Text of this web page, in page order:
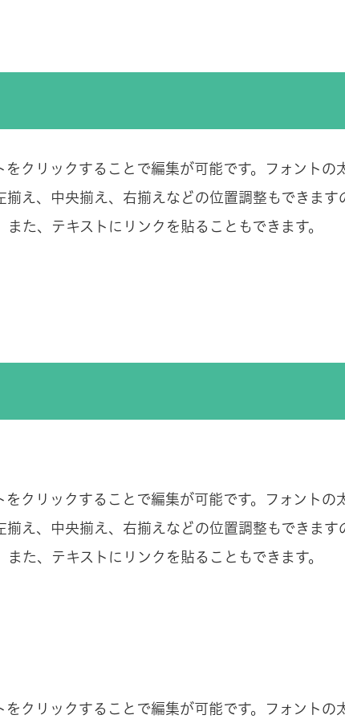
クリックすることで編集が可能です。フォントの
え、中央揃え、右揃えなどの位置調整もできます
た、テキストにリンクを貼ることもできます。
クリックすることで編集が可能です。フォントの
え、中央揃え、右揃えなどの位置調整もできます
た、テキストにリンクを貼ることもできます。
クリックすることで編集が可能です。フォントの